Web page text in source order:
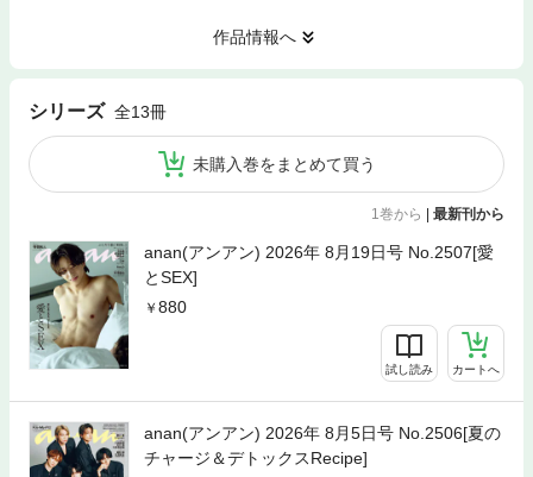
作品情報へ
シリーズ 全13冊
未購入巻をまとめて買う
1巻から 最新刊から
anan(アンアン) 2026年 8月19日号 No.2507[愛
とSEX]
880
試し読み カートへ
anan(アンアン) 2026年 8月5日号 No.2506[夏の
チャージ＆デトックスRecipe]